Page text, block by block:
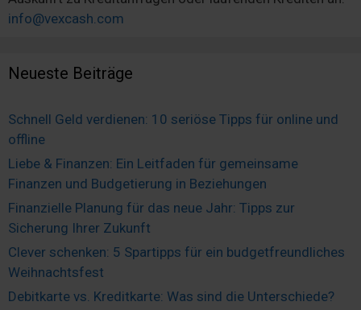
info@vexcash.com
Neueste Beiträge
Schnell Geld verdienen: 10 seriöse Tipps für online und
offline
Liebe & Finanzen: Ein Leitfaden für gemeinsame
Finanzen und Budgetierung in Beziehungen
Finanzielle Planung für das neue Jahr: Tipps zur
Sicherung Ihrer Zukunft
Clever schenken: 5 Spartipps für ein budgetfreundliches
Weihnachtsfest
Debitkarte vs. Kreditkarte: Was sind die Unterschiede?